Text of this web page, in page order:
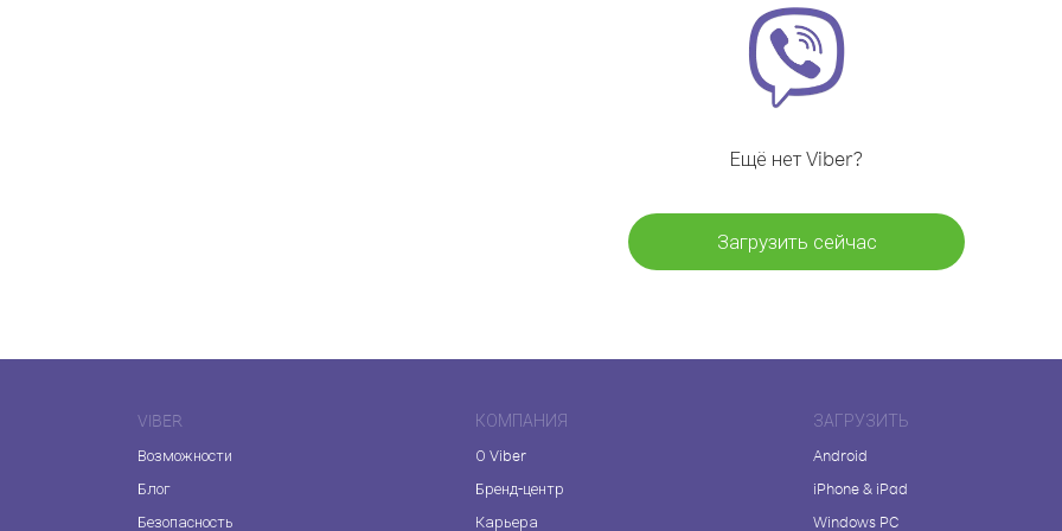
Ещё нет Viber?
Загрузить сейчас
VIBER
Возможности
Блог
Безопасность
КОМПАНИЯ
О Viber
Бренд-центр
Карьера
ЗАГРУЗИТЬ
Android
iPhone & iPad
Windows PC